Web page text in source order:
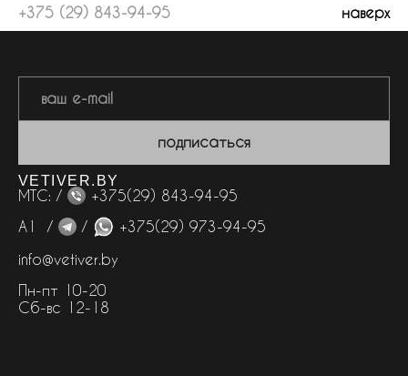
+375 (29) 843-94-95 наверх
подписаться
VETIVER.BY
МТС: /
+375(29) 843-94-95
А1 /
/
+375(29) 973-94-95
info@vetiver.by
Пн-пт 10-20
Сб-вс 12-18